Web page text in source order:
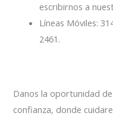
escribirnos a
Líneas Móviles:
2461.
Danos la oportunidad
confianza, donde